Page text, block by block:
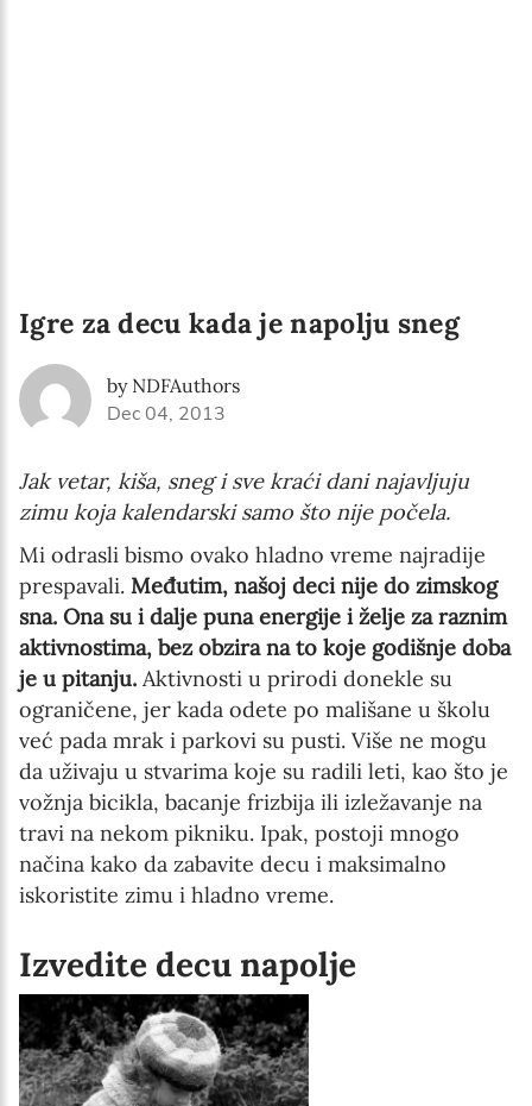
Igre za decu kada je napolju sneg
by NDFAuthors
Dec 04, 2013
Jak vetar, kiša, sneg i sve kraći dani najavljuju
zimu koja kalendarski samo što nije počela.
Mi odrasli bismo ovako hladno vreme najradije
prespavali. Međutim, našoj deci nije do zimskog
sna. Ona su i dalje puna energije i želje za raznim
aktivnostima, bez obzira na to koje godišnje doba
je u pitanju. Aktivnosti u prirodi donekle su
ograničene, jer kada odete po mališane u školu
već pada mrak i parkovi su pusti. Više ne mogu
da uživaju u stvarima koje su radili leti, kao što je
vožnja bicikla, bacanje frizbija ili izležavanje na
travi na nekom pikniku. Ipak, postoji mnogo
načina kako da zabavite decu i maksimalno
iskoristite zimu i hladno vreme.
Izvedite decu napolje
SUBSCRIBE
I agree with Privacy Policy